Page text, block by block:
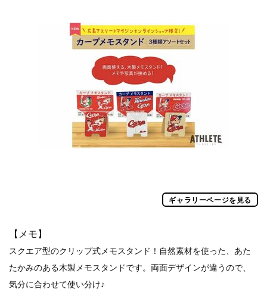
ギャラリーページを見る
【メモ】
スクエア型のクリップ式メモスタンド！自然素材を使った、あた
たかみのある木製メモスタンドです。両面デザインが違うので、
気分に合わせて使い分け♪